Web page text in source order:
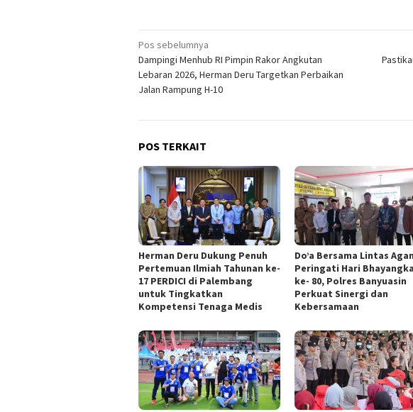
Navigasi
pos
Pos sebelumnya
Dampingi Menhub RI Pimpin Rakor Angkutan
Lebaran 2026, Herman Deru Targetkan Perbaikan
Jalan Rampung H-10
POS TERKAIT
Herman Deru Dukung Penuh
Pertemuan Ilmiah Tahunan ke-
17 PERDICI di Palembang
untuk Tingkatkan
Kompetensi Tenaga Medis
Do’a Bersama Lintas
Peringati Hari
ke- 80, Polres Banyuasin
Perkuat Sinergi dan
Kebersamaan